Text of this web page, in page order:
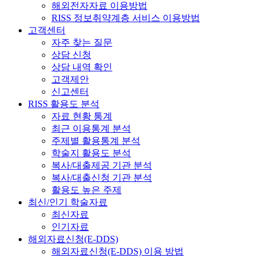
해외전자자료 이용방법
RISS 정보취약계층 서비스 이용방법
고객센터
자주 찾는 질문
상담 신청
상담 내역 확인
고객제안
신고센터
RISS 활용도 분석
자료 현황 통계
최근 이용통계 분석
주제별 활용통계 분석
학술지 활용도 분석
복사/대출제공 기관 분석
복사/대출신청 기관 분석
활용도 높은 주제
최신/인기 학술자료
최신자료
인기자료
해외자료신청(E-DDS)
해외자료신청(E-DDS) 이용 방법